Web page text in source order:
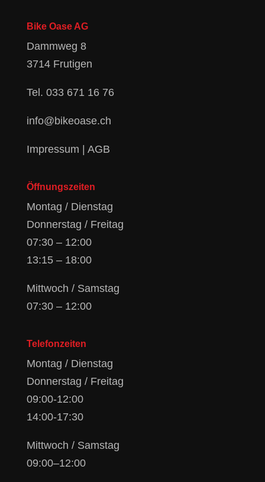
Bike Oase AG
Dammweg 8
3714 Frutigen
Tel. 033 671 16 76
info@bikeoase.ch
Impressum | AGB
Öffnungszeiten
Montag / Dienstag
Donnerstag / Freitag
07:30 – 12:00
13:15 – 18:00
Mittwoch / Samstag
07:30 – 12:00
Telefonzeiten
Montag / Dienstag
Donnerstag / Freitag
09:00-12:00
14:00-17:30
Mittwoch / Samstag
09:00–12:00